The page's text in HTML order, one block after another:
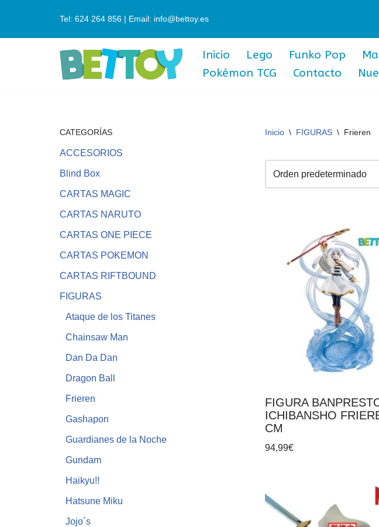
Tel: 624 264 856 | Email: info@bettoy.es
Inicio Lego Funko Pop
Pokémon TCG
Contacto
CATEGORÍAS
ACCESORIOS
Blind Box
CARTAS MAGIC
CARTAS NARUTO
CARTAS ONE PIECE
CARTAS POKEMON
CARTAS RIFTBOUND
FIGURAS
Ataque de los Titanes
Chainsaw Man
Dan Da Dan
Dragon Ball
Frieren
Gashapon
Guardianes de la Noche
Gundam
Haikyu!!
Hatsune Miku
Jojo´s
Inicio \ FIGURAS \ Frieren
FIGURA
ICHIBANSHO
CM
94,99€